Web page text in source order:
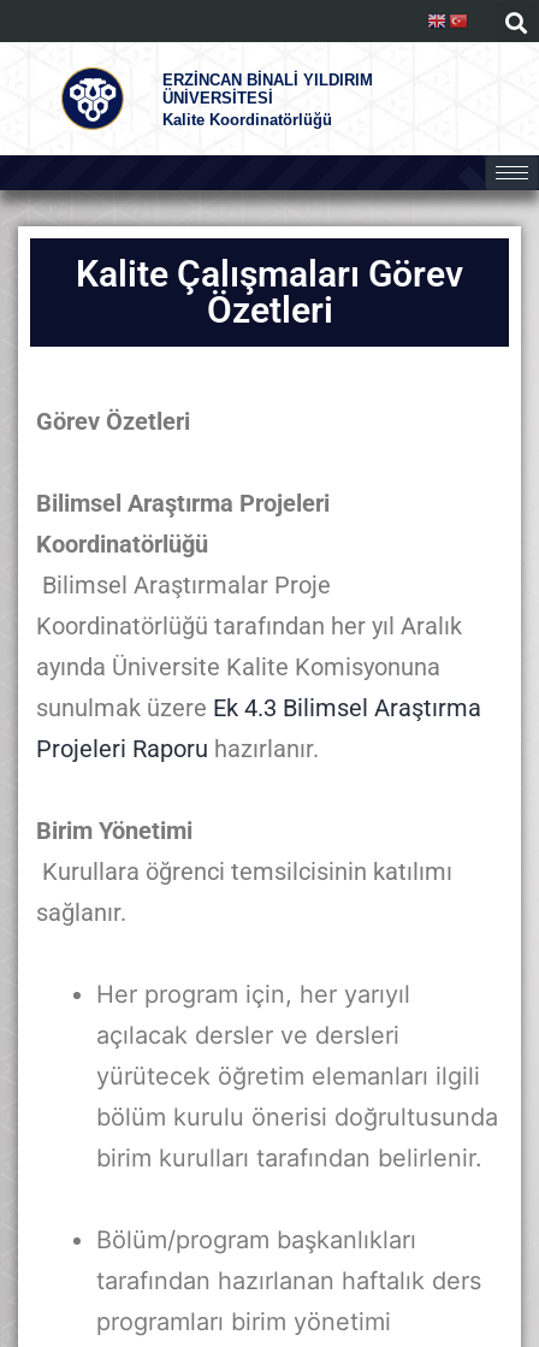
ERZİNCAN BİNALİ YILDIRIM
ÜNİVERSİTESİ
Kalite Koordinatörlüğü
Kalite Çalışmaları Görev
Özetleri
Görev Özetleri
Bilimsel Araştırma Projeleri
Koordinatörlüğü
Bilimsel Araştırmalar Proje
Koordinatörlüğü tarafından her yıl Aralık
ayında Üniversite Kalite Komisyonuna
sunulmak üzere Ek 4.3 Bilimsel Araştırma
Projeleri Raporu hazırlanır.
Birim Yönetimi
Kurullara öğrenci temsilcisinin katılımı
sağlanır.
Her program için, her yarıyıl
açılacak dersler ve dersleri
yürütecek öğretim elemanları ilgili
bölüm kurulu önerisi doğrultusunda
birim kurulları tarafından belirlenir.
Bölüm/program başkanlıkları
tarafından hazırlanan haftalık ders
programları birim yönetimi